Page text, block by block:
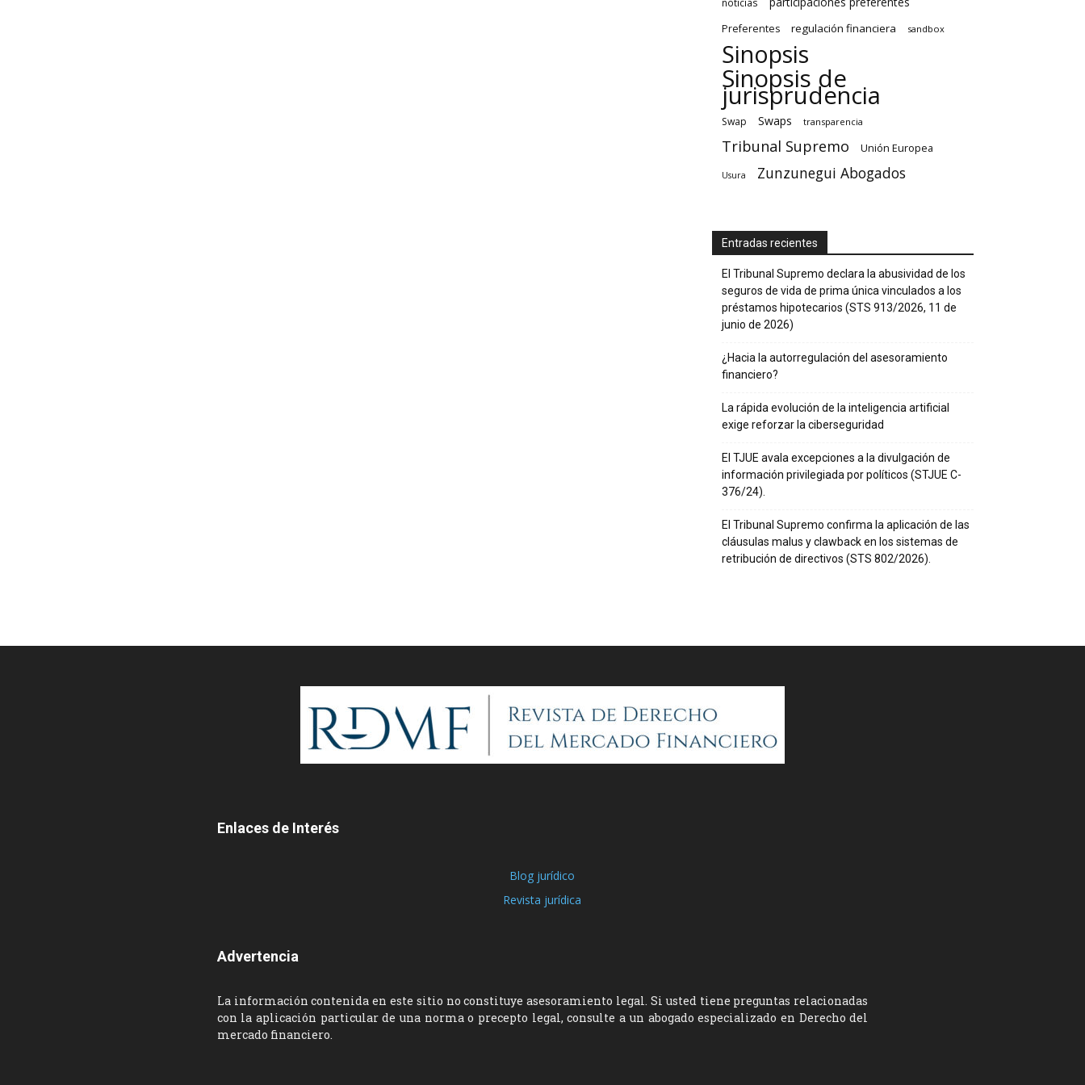
Preferentes regulación financiera sandbox
Sinopsis
Sinopsis de
jurisprudencia
Swap Swaps transparencia
Tribunal Supremo Unión Europea
Usura Zunzunegui Abogados
Entradas recientes
El Tribunal Supremo declara la abusividad de los
seguros de vida de prima única vinculados a los
préstamos hipotecarios (STS 913/2026, 11 de
junio de 2026)
¿Hacia la autorregulación del asesoramiento
financiero?
La rápida evolución de la inteligencia artificial
exige reforzar la ciberseguridad
El TJUE avala excepciones a la divulgación de
información privilegiada por políticos (STJUE C-
376/24).
El Tribunal Supremo confirma la aplicación de las
cláusulas malus y clawback en los sistemas de
retribución de directivos (STS 802/2026).
Enlaces de Interés
Blog jurídico
Revista jurídica
Advertencia
La información contenida en este sitio no constituye asesoramiento legal. Si usted tiene preguntas relacionadas
con la aplicación particular de una norma o precepto legal, consulte a un abogado especializado en Derecho del
mercado financiero.